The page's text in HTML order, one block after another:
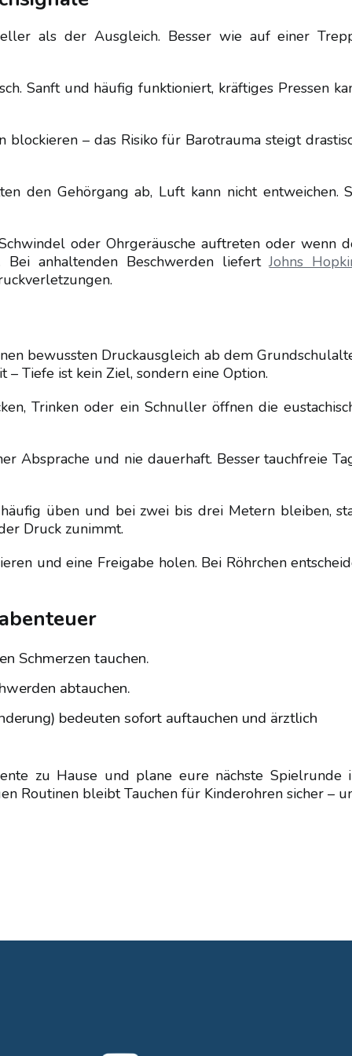
als der Ausgleich. Besser wie auf einer
Sanft und häufig funktioniert, kräftiges Pressen
– das Risiko für Barotrauma steigt
den Gehörgang ab, Luft kann nicht entweichen.
oder Ohrgeräusche auftreten oder wenn
Bei anhaltenden Beschwerden liefertJohns
bewussten Druckausgleich ab dem
Tiefe ist kein Ziel, sondern eine Option.
Trinken oder ein Schnuller öffnen die
Absprache und nie dauerhaft. Besser tauchfreie
üben und bei zwei bis drei Metern bleiben,
Druck zunimmt.
und eine Freigabe holen. Bei Röhrchen
Schmerzen tauchen.
abtauchen.
bedeuten sofort auftauchen und ärztlich
zu Hause und plane eure nächste Spielrunde
Routinen bleibt Tauchen für Kinderohren sicher –